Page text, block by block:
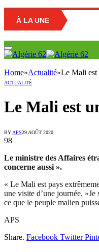
À LA UNE
Home»Actualité»Le Mali est
ACTUALITÉ
Le Mali est
BYAPS29 AOÛT 2020
98
Le ministre des Affaires
concerne aussi ».
« Le Mali est pays
une visite d’une journée.
ce que le peuple malien
APS
Share. Facebook Twitter